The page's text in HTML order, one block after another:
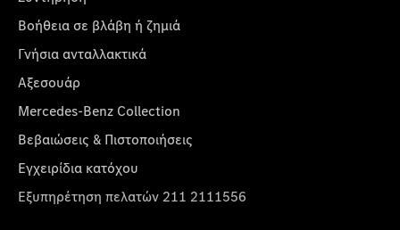
Βοήθεια σε βλάβη ή ζημιά
Γνήσια ανταλλακτικά
Αξεσουάρ
Mercedes-Benz Collection
Βεβαιώσεις & Πιστοποιήσεις
Εγχειρίδια κατόχου
Εξυπηρέτηση πελατών 211 2111556